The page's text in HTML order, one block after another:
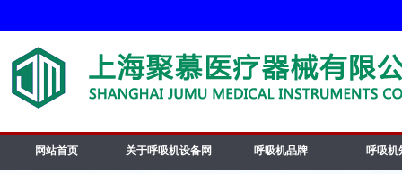
网站首页 关于呼吸机设备网 呼吸机品牌 呼吸机